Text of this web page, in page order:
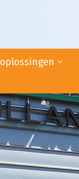
diensten